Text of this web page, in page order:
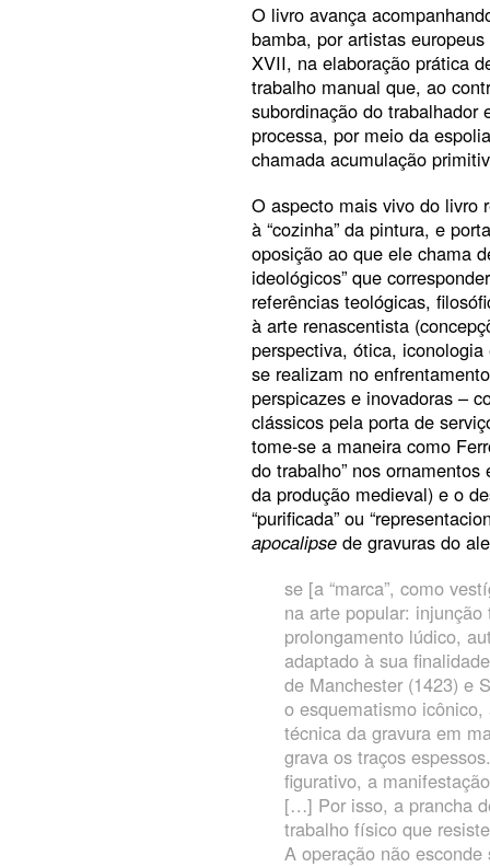
O livro avança
bamba, por artistas
XVII, na elaboração prática
trabalho manual que, ao
subordinação do trabalhador
processa, por meio da
chamada acumulação
O aspecto mais vivo do livro
à “cozinha” da pintura, e
oposição ao que ele chama
ideológicos” que
referências teológicas,
à arte renascentista
perspectiva, ótica,
se realizam no
perspicazes e inovadoras –
clássicos pela porta de
tome-se a maneira como
do trabalho” nos
da produção medieval) e o
“purificada” ou
apocalipse de gravuras do
se [a “marca”, como
na arte popular:
prolongamento lúdico,
adaptado à sua
de Manchester (1423) e
o esquematismo
técnica da gravura em
grava os traços
figurativo, a
[…] Por isso, a prancha
trabalho físico que
A operação não